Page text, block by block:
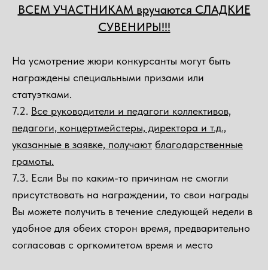
ВСЕМ УЧАСТНИКАМ вручаются СЛАДКИЕ
СУВЕНИРЫ!!!
На усмотрение жюри конкурсанты могут быть
награждены специальными призами или
статуэтками.
7.2. Все руководители и педагоги коллективов,
педагоги, концертмейстеры, директора и т.д.,
указанные в заявке, получают благодарственные
грамоты.
7.3. Если Вы по каким-то причинам не смогли
присутствовать на награждении, то свои награды
Вы можете получить в течение следующей недели в
удобное для обеих сторон время, предварительно
согласовав с оргкомитетом время и место